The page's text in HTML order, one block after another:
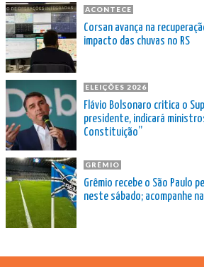
ACONTECE
Corsan avança na
impacto das chuvas no RS
ELEIÇÕES 2026
Flávio Bolsonaro critica o
presidente, indicará
Constituição”
GRÊMIO
Grêmio recebe o São Paulo
neste sábado; acompanhe na